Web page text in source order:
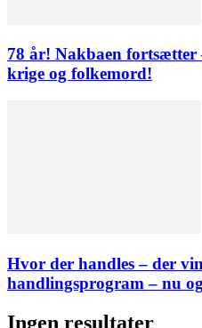
78 år! Nakbaen fortsætter
krige og folkemord!
Hvor der handles – der
handlingsprogram – nu
Ingen resultater